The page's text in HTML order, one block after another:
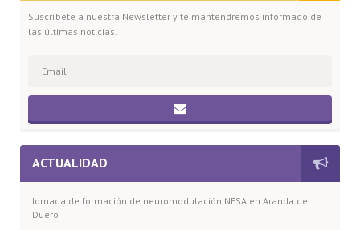
Suscríbete a nuestra Newsletter y te mantendremos informado de
las últimas noticias.
ACTUALIDAD
Jornada de formación de neuromodulación NESA en Aranda del
Duero